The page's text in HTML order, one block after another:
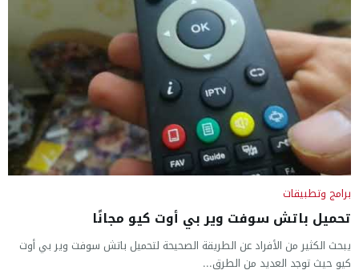
برامج وتطبيقات
تحميل باتش سوفت وير بي أوت كيو مجانًا
يبحث الكثير من الأفراد عن الطريقة الصحيحة لتحميل باتش سوفت وير بي أوت
كيو حيث توجد العديد من الطرق...